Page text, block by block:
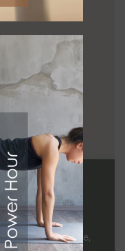
will Kekse!
Website besser
wir kleine,